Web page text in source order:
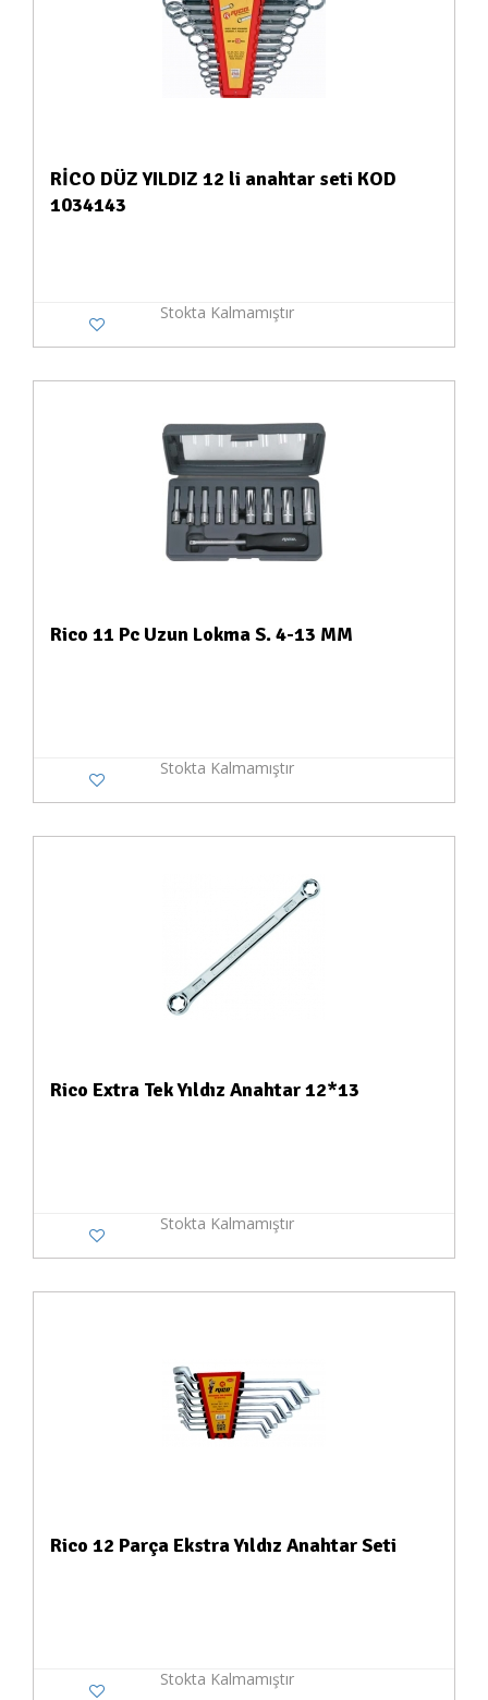
RİCO DÜZ YILDIZ 12 li anahtar seti KOD
1034143
Stokta Kalmamıştır
Rico 11 Pc Uzun Lokma S. 4-13 MM
Stokta Kalmamıştır
Rico Extra Tek Yıldız Anahtar 12*13
Stokta Kalmamıştır
Rico 12 Parça Ekstra Yıldız Anahtar Seti
Stokta Kalmamıştır